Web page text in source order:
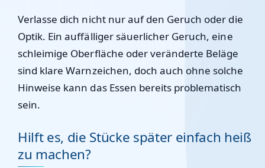
Verlasse dich nicht nur auf den Geruch oder die
Optik. Ein auffälliger säuerlicher Geruch, eine
schleimige Oberfläche oder veränderte Beläge
sind klare Warnzeichen, doch auch ohne solche
Hinweise kann das Essen bereits problematisch
sein.
Hilft es, die Stücke später einfach heiß
zu machen?